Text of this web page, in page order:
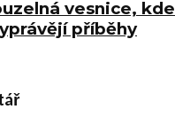
vesnice, kde
příběhy